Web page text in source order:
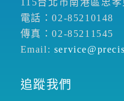
115台北市南港區忠
電話：02-85210148
傳真：02-85211545
Email:
追蹤我們